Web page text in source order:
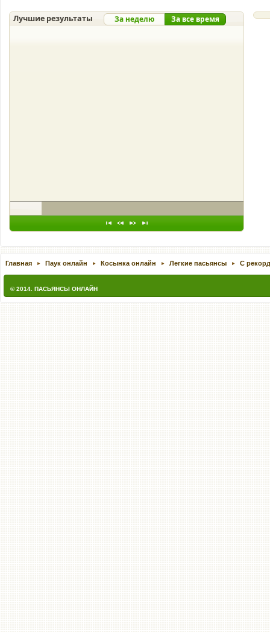
Лучшие результаты За неделю За все время
Главная Паук онлайн Косынка онлайн Легкие пасьянсы С
© 2014. ПАСЬЯНСЫ ОНЛАЙН